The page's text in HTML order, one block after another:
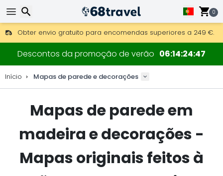
0
Obter envio gratuito para encomendas superiores a 249 €.
Overnight DHL Express também disponível.
30 dias para devolução, 90 dias para mapas de madeira e
Fabricante original de mapas e decorações.
Descontos da promoção de verão 06 14 24 45
Início Mapas de parede e decorações
Mapas de parede em
madeira e decorações -
Mapas originais feitos à
Pesquisar
Pesquisar